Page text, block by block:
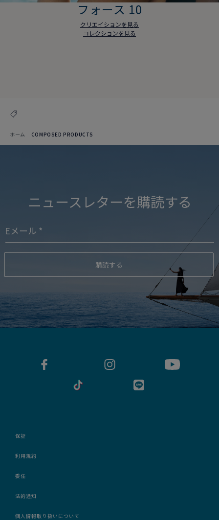
フォース 10
クリエイションを見る
コレクションを見る
ホーム COMPOSED PRODUCTS
ニュースレターを購読する
購読する
保証
利用規約
委任
法的通知
個人情報取り扱いについて